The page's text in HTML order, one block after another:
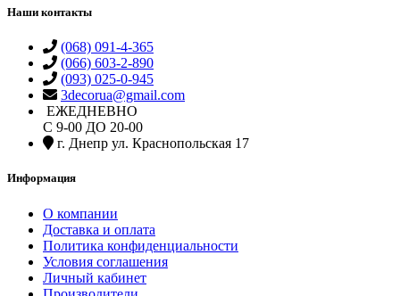
Наши контакты
(068) 091-4-365
(066) 603-2-890
(093) 025-0-945
3decorua@gmail.com
ЕЖЕДНЕВНО
С 9-00 ДО 20-00
г. Днепр ул. Краснопольская 17
Информация
О компании
Доставка и оплата
Политика конфиденциальности
Условия соглашения
Личный кабинет